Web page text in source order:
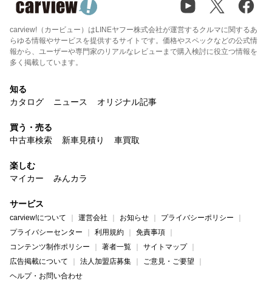
carview!（カービュー）はLINEヤフー株式会社が運営するクルマに関するあ
らゆる情報やサービスを提供するサイトです。価格やスペックなどの公式情
報から、ユーザーや専門家のリアルなレビューまで購入検討に役立つ情報を
多く掲載しています。
知る
カタログ
ニュース オリジナル記事
買う・売る
中古車検索
新車見積り 車買取
楽しむ
マイカー
みんカラ
サービス
carview!について 運営会社 お知らせ
プライバシーポリシー
プライバシーセンター
利用規約
免責事項
コンテンツ制作ポリシー
著者一覧
サイトマップ
広告掲載について
法人加盟店募集
ご意見・ご要望
ヘルプ・お問い合わせ